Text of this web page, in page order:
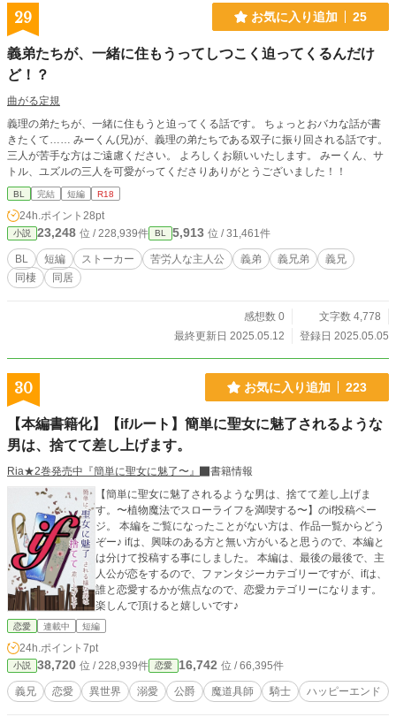
29 お気に入り追加 25
義弟たちが、一緒に住もうってしつこく迫ってくるんだけ
ど！？
曲がる定規
義理の弟たちが、一緒に住もうと迫ってくる話です。 ちょっとおバカな話が書
きたくて…… みーくん(兄)が、義理の弟たちである双子に振り回される話です。
三人が苦手な方はご遠慮ください。 よろしくお願いいたします。 みーくん、サ
トル、ユズルの三人を可愛がってくださりありがとうございました！！
BL 完結 短編 R18
24h.ポイント 28pt
小説 23,248 位 / 228,939件 BL 5,913 位 / 31,461件
BL 短編 ストーカー 苦労人な主人公 義弟 義兄弟
義兄
同棲
同居
感想数 0
文字数 4,778
最終更新日 2025.05.12
登録日 2025.05.05
30 お気に入り追加 223
【本編書籍化】【ifルート】簡単に聖女に魅了されるような
男は、捨てて差し上げます。
Ria★2巻発売中『簡単に聖女に魅了〜』
書籍情報
【簡単に聖女に魅了されるような男は、捨てて差し上げま
す。〜植物魔法でスローライフを満喫する〜】のif投稿ペー
ジ。 本編をご覧になったことがない方は、作品一覧からどう
ぞー♪ ifは、興味のある方と無い方がいると思うので、本編と
は分けて投稿する事にしました。 本編は、最後の最後で、主
人公が恋をするので、ファンタジーカテゴリーですが、ifは、
誰と恋愛するかが焦点なので、恋愛カテゴリーになります。
楽しんで頂けると嬉しいです♪
恋愛 連載中 短編
24h.ポイント 7pt
小説 38,720 位 / 228,939件 恋愛 16,742 位 / 66,395件
義兄 恋愛 異世界 溺愛 公爵 魔道具師 騎士 ハッピーエンド